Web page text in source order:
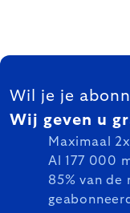
FOOTER
Wil je je
Wij geven u
Maximaal
Al 177 000
85% van de